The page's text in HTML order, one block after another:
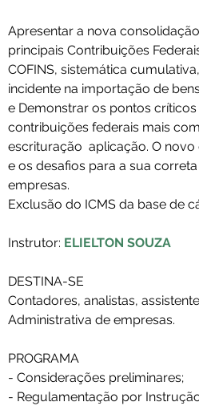
Apresentar a nova
principais Contribuições
COFINS, sistemática
incidente na importação de
e Demonstrar os pontos
contribuições federais mais
escrituração  aplicação. O
e os desafios para a sua
empresas.
Exclusão do ICMS da base de
Instrutor: ELIELTON SOUZA
DESTINA-SE
Contadores, analistas,
Administrativa de empresas.
PROGRAMA
- Considerações preliminares;
- Regulamentação por